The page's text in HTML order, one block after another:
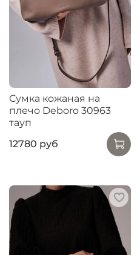
Сумка кожаная на
плечо Deboro 30963
тауп
12780 руб